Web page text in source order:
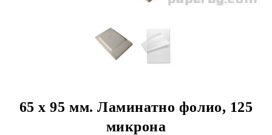
65 x 95 мм. Ламинатно фолио, 125
микрона